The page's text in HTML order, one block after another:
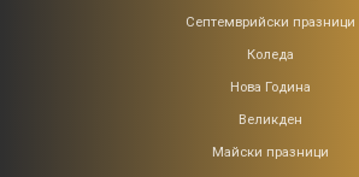
Септемврийски празници
Коледa
Нова Година
Великден
Майски празници